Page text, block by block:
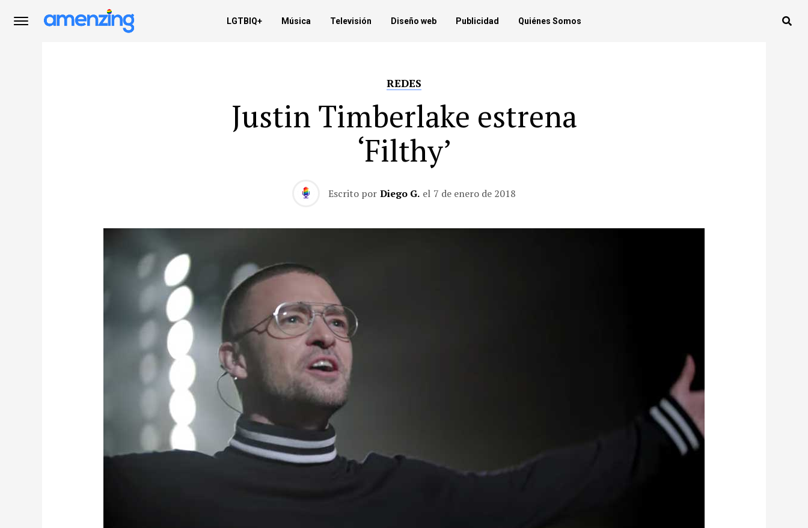
LGTBIQ+ Música Televisión Diseño web Publicidad Quiénes Somos
REDES
Justin Timberlake estrena
‘Filthy’
Escrito por Diego G. el 7 de enero de 2018